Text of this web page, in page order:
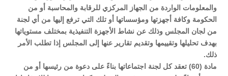
والمعلومات الواردة من الجهاز المركزي للرقابة والمحاسبة أو من
الحكومة وكافة أجهزتها ومؤسساتها أو تلك التي ترفع إليها من أي لجنة
من لجان المجلس وذلك عن نشاط الأجهزة التنفيذية بمختلف مستوياتها
بهدف تحليلها وتقييمها وتقديم تقارير عنها إلى المجلس إذا تطلب الأمر
ذلك.
مادة (60) تعقد كل لجنة اجتماعاتها بناءً على دعوة من رئيسها أو من